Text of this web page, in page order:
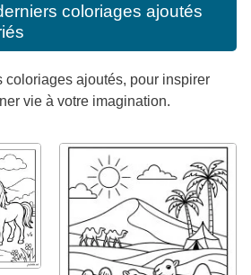
coloriages ajoutés
coloriages ajoutés, pour inspirer
vie à votre imagination.